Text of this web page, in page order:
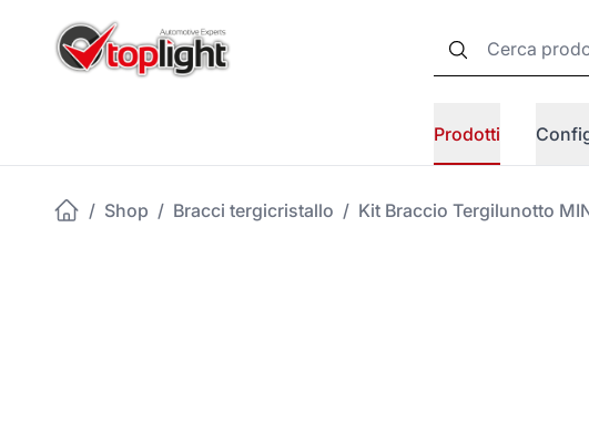
Prodotti
/ Shop / Bracci tergicristallo / Kit Braccio Tergilunotto